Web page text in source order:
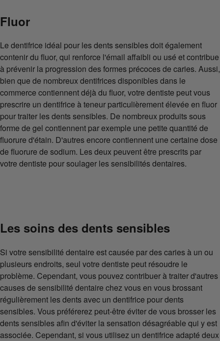
Fluor
Le dentifrice idéal pour les dents sensibles doit également
contenir du fluor, qui renforce l'émail affaibli ou usé et contribue
à prévenir la progression des formes précoces de caries. Aussi,
bien que de nombreux dentifrices disponibles dans le
commerce contiennent déjà du fluor, votre dentiste peut vous
prescrire un dentifrice à teneur particulièrement élevée en fluor
pour traiter les dents sensibles. De nombreux produits sous
forme de gel contiennent par exemple une petite quantité de
fluorure d'étain. D'autres encore contiennent une certaine dose
de fluorure de sodium. Les deux peuvent être prescrits par
votre dentiste pour soulager les sensibilités dentaires.
Les soins des dents sensibles
Si votre sensibilité dentaire est causée par des caries à un ou
plusieurs endroits, seul votre dentiste peut résoudre le
problème. Cependant, vous pouvez contribuer à traiter d'autres
causes de sensibilité dentaire chez vous en vous brossant
régulièrement les dents avec un dentifrice pour dents
sensibles. Vous préférerez peut-être éviter de vous brosser les
dents sensibles afin d'éviter la sensation désagréable qui y est
associée. Cependant, si vous utilisez un dentifrice adapté deux